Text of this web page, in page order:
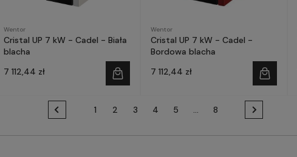
Wentor
Cristal UP 7 kW - Cadel - Biała
blacha
7 112,44 zł
Wentor
Cristal UP 7 kW - Cadel -
Bordowa blacha
7 112,44 zł
1 2 3 4 5 ... 8